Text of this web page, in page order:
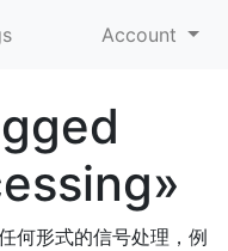
Account
何形式的信号处理，例